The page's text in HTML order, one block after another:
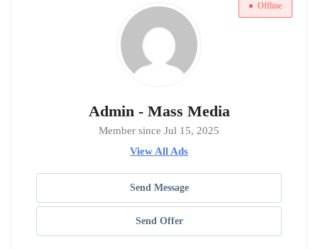
Offline
Admin - Mass Media
Member since Jul 15, 2025
View All Ads
Send Message
Send Offer